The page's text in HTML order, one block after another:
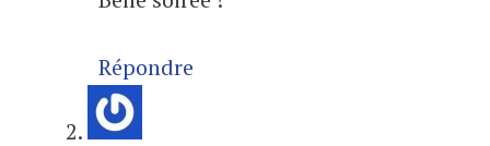
Répondre